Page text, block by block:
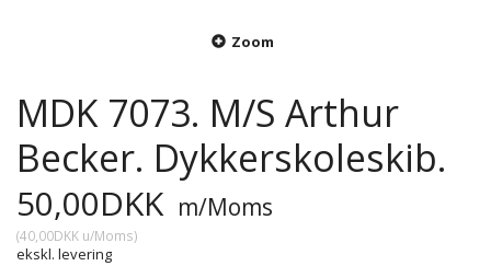
Zoom
MDK 7073. M/S Arthur
Becker. Dykkerskoleskib.
50,00DKK m/Moms
(40,00DKK u/Moms)
ekskl. levering